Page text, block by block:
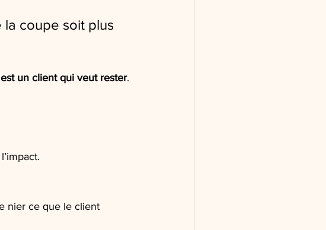
la coupe soit plus
un client qui veut rester.
nier ce que le client